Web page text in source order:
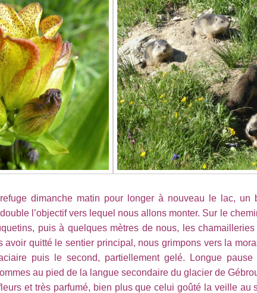
dimanche matin pour longer à nouveau le lac, un
l’objectif vers lequel nous allons monter. Sur le
puis à quelques mètres de nous, les chamailleries
avoir quitté le sentier principal, nous grimpons vers la
puis le second, partiellement gelé. Longue pause
au pied de la langue secondaire du glacier de
et très parfumé, bien plus que celui goûté la veille au